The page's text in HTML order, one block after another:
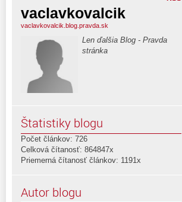
vaclavkovalcik
vaclavkovalcik.blog.pravda.sk
Len ďalšia Blog - Pravda
stránka
Štatistiky blogu
Počet článkov: 726
Celková čítanosť: 864847x
Priemerná čítanosť článkov: 1191x
Autor blogu